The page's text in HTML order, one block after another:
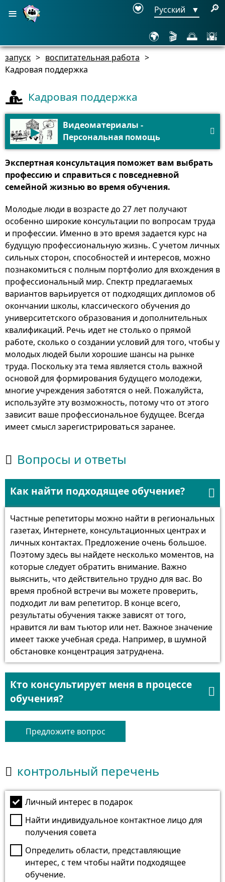
≡ Русский ▼ 🔎
🌍 🎬 🌅 🌇
запуск > воспитательная работа >
Кадровая поддержка
Кадровая поддержка
▶
Видеоматериалы -
Персональная помощь

Экспертная консультация поможет вам выбрать
профессию и справиться с повседневной
семейной жизнью во время обучения.
Молодые люди в возрасте до 27 лет получают
особенно широкие консультации по вопросам труда
и профессии. Именно в это время задается курс на
будущую профессиональную жизнь. С учетом личных
сильных сторон, способностей и интересов, можно
познакомиться с полным портфолио для вхождения в
профессиональный мир. Спектр предлагаемых
вариантов варьируется от подходящих дипломов об
окончании школы, классического обучения до
университетского образования и дополнительных
квалификаций. Речь идет не столько о прямой
работе, сколько о создании условий для того, чтобы у
молодых людей были хорошие шансы на рынке
труда. Поскольку эта тема является столь важной
основой для формирования будущего молодежи,
многие учреждения заботятся о ней. Пожалуйста,
используйте эту возможность, потому что от этого
зависит ваше профессиональное будущее. Всегда
имеет смысл зарегистрироваться заранее.
 Вопросы и ответы
Как найти подходящее обучение? 
Частные репетиторы можно найти в региональных
газетах, Интернете, консультационных центрах и
личных контактах. Предложение очень большое.
Поэтому здесь вы найдете несколько моментов, на
которые следует обратить внимание. Важно
выяснить, что действительно трудно для вас. Во
время пробной встречи вы можете проверить,
подходит ли вам репетитор. В конце всего,
результаты обучения также зависят от того,
нравится ли вам тьютор или нет. Важное значение
имеет также учебная среда. Например, в шумной
обстановке концентрация затруднена.
Кто консультирует меня в процессе
обучения?

Предложите вопрос
 контрольный перечень
Личный интерес в подарок
Найти индивидуальное контактное лицо для
получения совета
Определить области, представляющие
интерес, с тем чтобы найти подходящее
обучение.